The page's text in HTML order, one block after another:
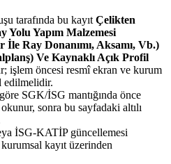
tarafında bu kayıt Çelikten
Yolu Yapım Malzemesi
Ray Donanımı, Aksamı, Vb.)
Ve Kaynaklı Açık Profil
işlem öncesi resmî ekran ve kurum
edilmelidir.
SGK/İSG mantığında önce
sonra bu sayfadaki altılı
İSG-KATİP güncellemesi
kayıt üzerinden